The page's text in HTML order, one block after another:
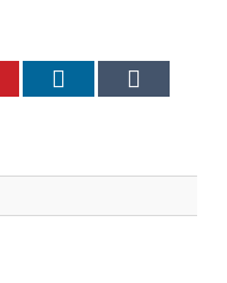
Pinterest LinkedIn